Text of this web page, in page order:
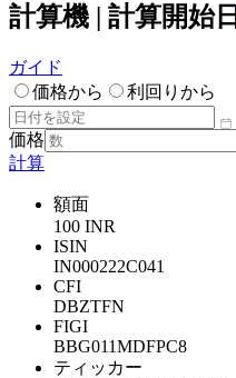
計算機 | 計算開始日
ガイド
価格から
利回りから
価格
計算
額面
100 INR
ISIN
IN000222C041
CFI
DBZTFN
FIGI
BBG011MDFPC8
ティッカー